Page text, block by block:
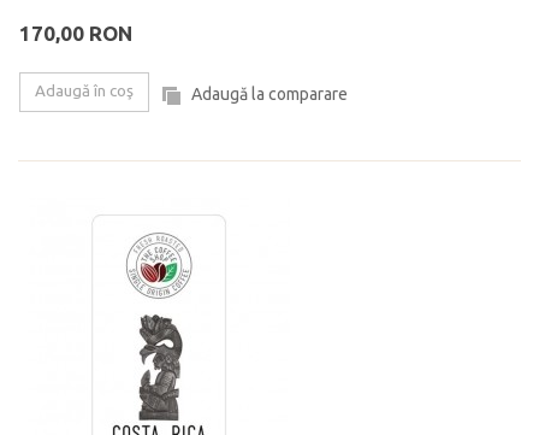
170,00 RON
Adaugă în coş Adaugă la comparare